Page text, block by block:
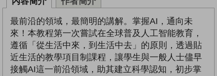
最前沿的領域，最簡明的講解。掌握AI，通向未
來！本教程第一次嘗試在全球普及人工智能教育，
遵循「從生活中來，到生活中去」的原則，透過貼
近生活的教學項目制課程，讓學生與一般人士儘早
接觸AI這一前沿領域，助其建立科學認知，初步掌